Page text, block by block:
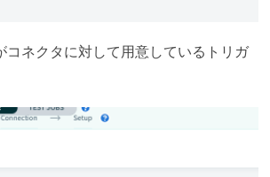
コネクタに対して用意しているトリガ